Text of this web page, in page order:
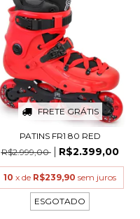
FRETE GRÁTIS
PATINS FR1 80 RED
R$2.999,00
R$2.399,00
10 x de R$239,90 sem juros
ESGOTADO